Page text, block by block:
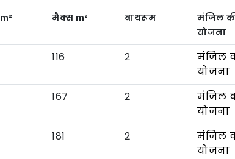
m² मैक्स m² बाथरूम
मंजिल
योजना
116 2
मंजिल
योजना
167 2
मंजिल
योजना
181 2
मंजिल
योजना